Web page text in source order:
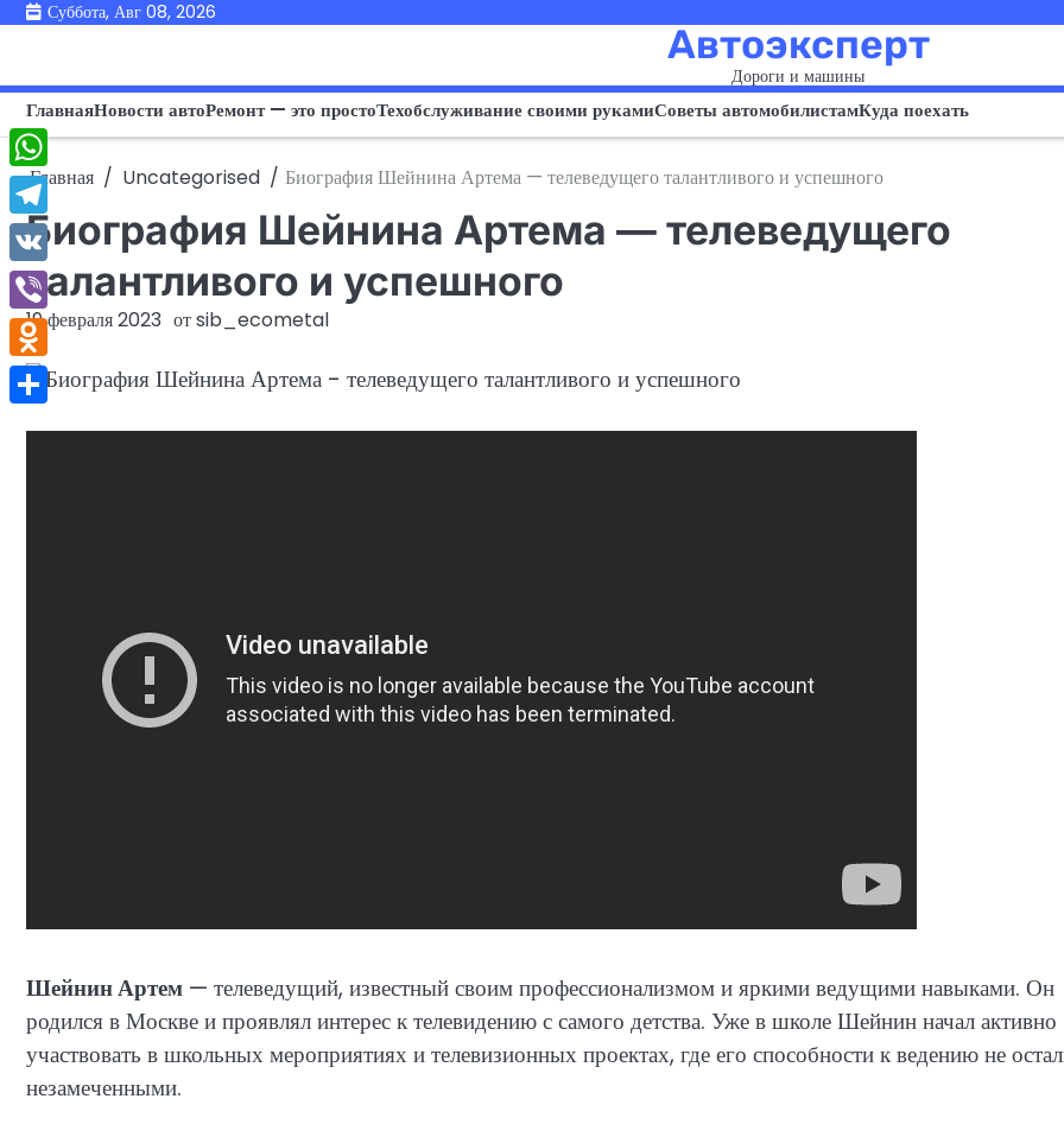
ПерейтиСуббота, Авг 08, 2026
Автоэксперт
Дороги и машины
ГлавнаяНовости автоРемонт — это простоТехобслуживание своими рукамиСоветы автомобилистамКуда поехать
Главная Uncategorised Биография Шейнина Артема — телеведущего талантливого и успешного
Биография Шейнина Артема — телеведущего
талантливого и успешного
19 февраля 2023 отsib_ecometal
Шейнин Артем — телеведущий, известный своим профессионализмом и яркими ведущими навыками. Он
родился в Москве и проявлял интерес к телевидению с самого детства. Уже в школе Шейнин начал активно
участвовать в школьных мероприятиях и телевизионных проектах, где его способности к ведению не
незамеченными.
WhatsApp
Telegram
VK
Viber
Odnoklassniki